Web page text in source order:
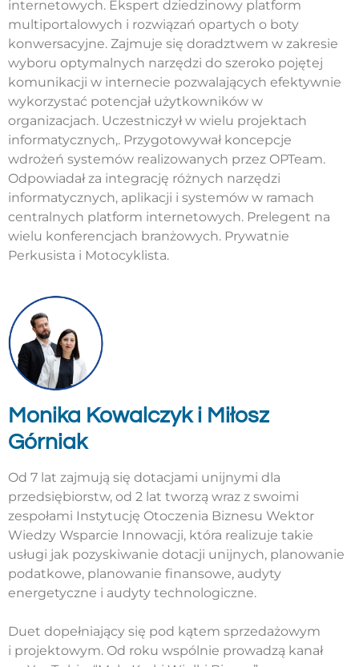
internetowych. Ekspert dziedzinowy platform
multiportalowych i rozwiązań opartych o boty
konwersacyjne. Zajmuje się doradztwem w zakresie
wyboru optymalnych narzędzi do szeroko pojętej
komunikacji w internecie pozwalających efektywnie
wykorzystać potencjał użytkowników w
organizacjach. Uczestniczył w wielu projektach
informatycznych,. Przygotowywał koncepcje
wdrożeń systemów realizowanych przez OPTeam.
Odpowiadał za integrację różnych narzędzi
informatycznych, aplikacji i systemów w ramach
centralnych platform internetowych. Prelegent na
wielu konferencjach branżowych. Prywatnie
Perkusista i Motocyklista.
Monika Kowalczyk i Miłosz
Górniak
Od 7 lat zajmują się dotacjami unijnymi dla
przedsiębiorstw, od 2 lat tworzą wraz z swoimi
zespołami Instytucję Otoczenia Biznesu Wektor
Wiedzy Wsparcie Innowacji, która realizuje takie
usługi jak pozyskiwanie dotacji unijnych, planowanie
podatkowe, planowanie finansowe, audyty
energetyczne i audyty technologiczne.
Duet dopełniający się pod kątem sprzedażowym
i projektowym. Od roku wspólnie prowadzą kanał